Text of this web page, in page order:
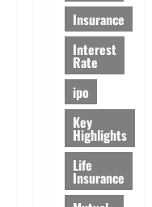
Insurance
Interest
Rate
ipo
Key
Highlights
Life
Insurance